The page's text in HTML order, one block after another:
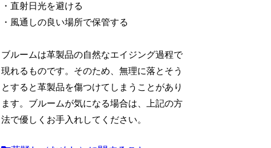
・直射日光を避ける
・風通しの良い場所で保管する
ブルームは革製品の自然なエイジング過程で
現れるものです。そのため、無理に落とそう
とすると革製品を傷つけてしまうことがあり
ます。ブルームが気になる場合は、上記の方
法で優しくお手入れしてください。